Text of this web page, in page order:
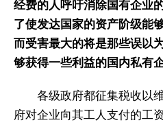
经费的人呼吁消除国有企业
了使发达国家的资产阶级能
而受害最大的将是那些误以
够获得一些利益的国内私有企
各级政府都征集税收以
府对企业向其工人支付的工